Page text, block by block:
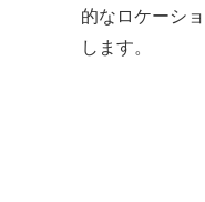
的なロケーシ
します。